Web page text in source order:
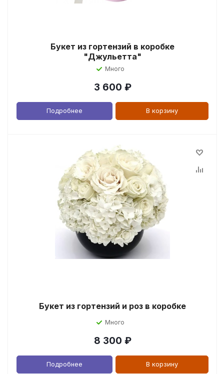
Букет из гортензий в коробке
"Джульетта"
Много
3 600 ₽
Подробнее В корзину
Букет из гортензий и роз в коробке
Много
8 300 ₽
Подробнее В корзину